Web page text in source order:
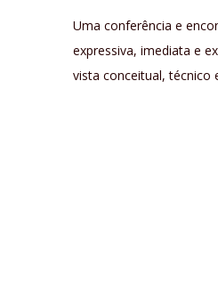
Uma conferência e
expressiva, imediata e
vista conceitual, técnico